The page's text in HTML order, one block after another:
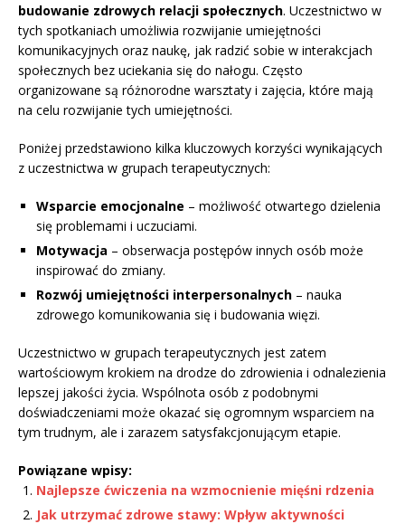
budowanie zdrowych relacji społecznych. Uczestnictwo w
tych spotkaniach umożliwia rozwijanie umiejętności
komunikacyjnych oraz naukę, jak radzić sobie w interakcjach
społecznych bez uciekania się do nałogu. Często
organizowane są różnorodne warsztaty i zajęcia, które mają
na celu rozwijanie tych umiejętności.
Poniżej przedstawiono kilka kluczowych korzyści wynikających
z uczestnictwa w grupach terapeutycznych:
Wsparcie emocjonalne – możliwość otwartego dzielenia
się problemami i uczuciami.
Motywacja – obserwacja postępów innych osób może
inspirować do zmiany.
Rozwój umiejętności interpersonalnych – nauka
zdrowego komunikowania się i budowania więzi.
Uczestnictwo w grupach terapeutycznych jest zatem
wartościowym krokiem na drodze do zdrowienia i odnalezienia
lepszej jakości życia. Wspólnota osób z podobnymi
doświadczeniami może okazać się ogromnym wsparciem na
tym trudnym, ale i zarazem satysfakcjonującym etapie.
Powiązane wpisy:
Najlepsze ćwiczenia na wzmocnienie mięśni rdzenia
Jak utrzymać zdrowe stawy: Wpływ aktywności